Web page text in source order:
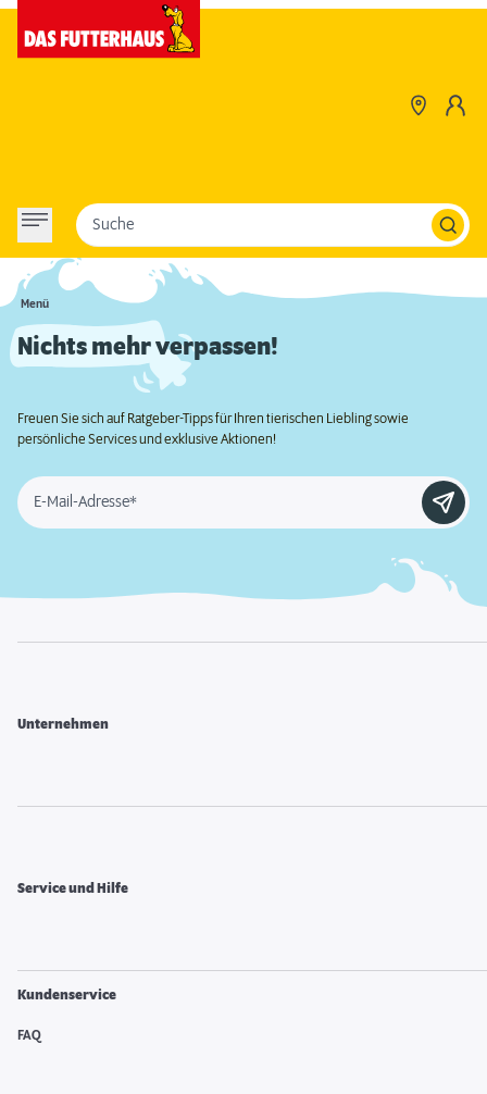
Menü
Suche
Nichts mehr verpassen!
Freuen Sie sich auf Ratgeber-Tipps für Ihren tierischen Liebling sowie
persönliche Services und exklusive Aktionen!
E-Mail-Adresse*
Unternehmen
Service und Hilfe
Kundenservice
FAQ